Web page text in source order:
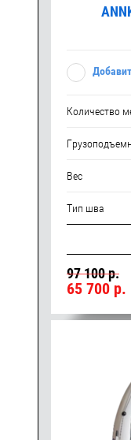
Количество
Вес
Тип шва
97 100 р.
65 700р.